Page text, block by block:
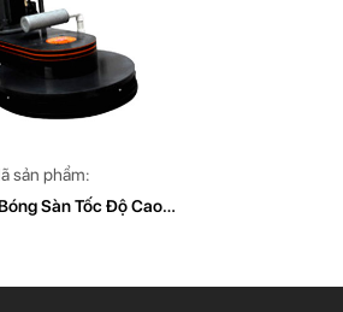
sản phẩm:
Sàn Tốc Độ Cao